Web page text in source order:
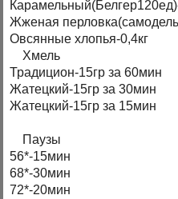
Жженая
Овсянные хлопья-0,4кг
Хмель
Традицион-15гр за 60мин
Жатецкий-15гр за 30мин
Жатецкий-15гр за 15мин
Паузы
56*-15мин
68*-30мин
72*-20мин